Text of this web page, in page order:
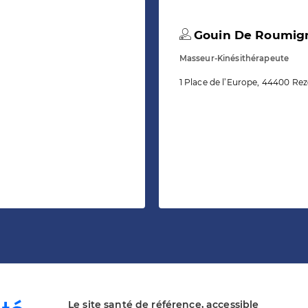
Gouin De
Masseur-Kinésithérapeute
1 Place de l’Europe, 44400
Le site santé de référence, accessible